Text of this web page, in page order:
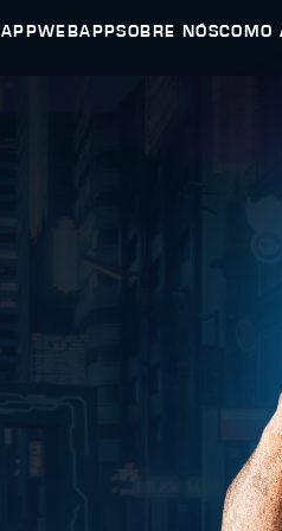
APPWEBAPPSOBRE NÓSCOMO